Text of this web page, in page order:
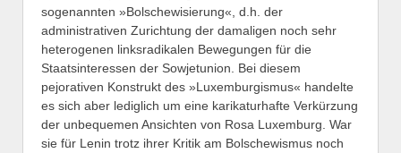
sogenannten »Bolschewisierung«, d.h. der
administrativen Zurichtung der damaligen noch sehr
heterogenen linksradikalen Bewegungen für die
Staatsinteressen der Sowjetunion. Bei diesem
pejorativen Konstrukt des »Luxemburgismus« handelte
es sich aber lediglich um eine karikaturhafte Verkürzung
der unbequemen Ansichten von Rosa Luxemburg. War
sie für Lenin trotz ihrer Kritik am Bolschewismus noch